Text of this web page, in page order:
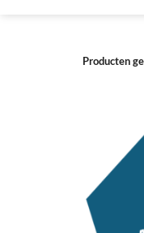
Producten